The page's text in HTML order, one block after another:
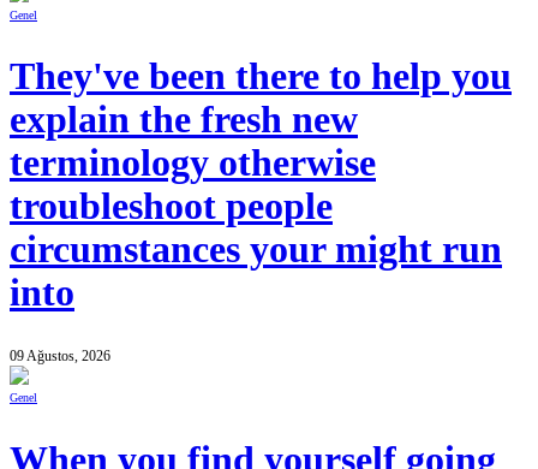
Genel
They've been there to help you
explain the fresh new
terminology otherwise
troubleshoot people
circumstances your might run
into
09 Ağustos, 2026
Genel
When you find yourself going